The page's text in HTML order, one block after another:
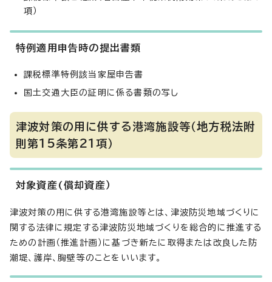
項）
特例適用申告時の提出書類
課税標準特例該当家屋申告書
国土交通大臣の証明に係る書類の写し
津波対策の用に供する港湾施設等（地方税法附
則第15条第21項）
対象資産(償却資産）
津波対策の用に供する港湾施設等とは、津波防災地域づくりに
関する法律に規定する津波防災地域づくりを総合的に推進する
ための計画（推進計画）に基づき新たに取得または改良した防
潮堤、護岸、胸壁等のことをいいます。